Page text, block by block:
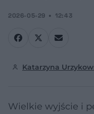
2026-05-29 12:43
Katarzyna
Wielkie wyjście i